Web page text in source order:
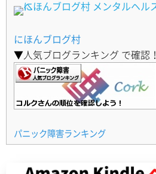
にほんブログ村
▼人気ブログランキング で確認！
パニック障害ランキング